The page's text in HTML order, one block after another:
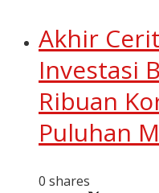
Akhir
Investasi
Ribuan
Puluhan
0 shares